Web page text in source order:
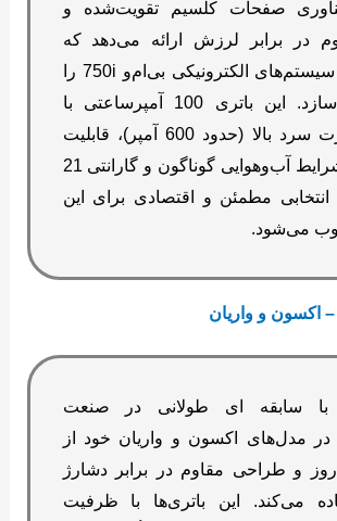
صفحات کلسیم تقویت‌شده و
در برابر لرزش ارائه می‌دهد که
به‌خوبی نیاز سیستم‌های الکترونیکی بی‌ام‌و 750i را
برآورده می‌سازد. این باتری 100 آمپرساعتی با
جریان استارت سرد بالا (حدود 600 آمپر)، قابلیت
عملکرد در شرایط آب‌وهوایی گوناگون و گارانتی 21
انتخابی مطمئن و اقتصادی برای این
می‌شود.
– اکسون و واریان
با سابقه ای طولانی در صنعت
در مدل‌های اکسون و واریان خود از
و طراحی مقاوم در برابر دشارژ
می‌کند. این باتری‌ها با ظرفیت